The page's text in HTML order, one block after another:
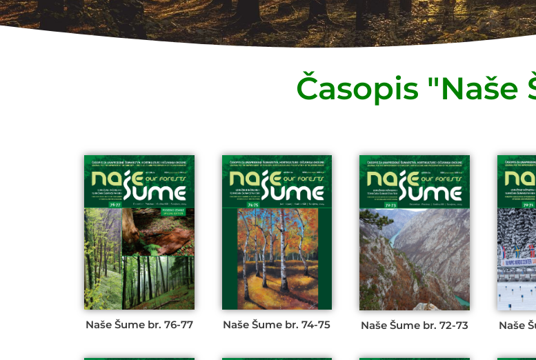
Časopis "Naše
Naše Šume br. 76-77 Naše Šume br. 74-75 Naše Šume br. 72-73 Naše